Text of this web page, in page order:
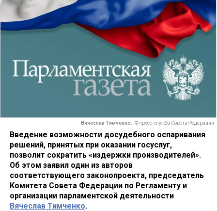
Вячеслав Тимченко. © пресс-служба Совета Федерации
Введение возможности досудебного оспаривания
решений, принятых при оказании госуслуг,
позволит сократить «издержки производителей».
Об этом заявил один из авторов
соответствующего законопроекта, председатель
Комитета Совета Федерации по Регламенту и
организации парламентской деятельности
Вячеслав Тимченко.